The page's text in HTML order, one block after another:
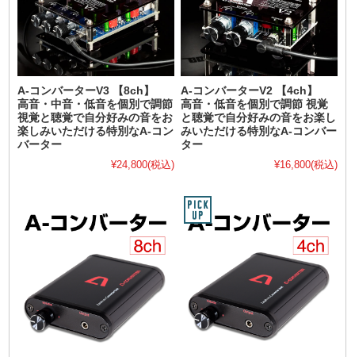
A-コンバーターV3 【8ch】
高音・中音・低音を個別で調節
視覚と聴覚で自分好みの音をお
楽しみいただける特別なA-コン
バーター
¥24,800(税込)
A-コンバーターV2 【4ch】
高音・低音を個別で調節 視覚
と聴覚で自分好みの音をお楽し
みいただける特別なA-コンバー
ター
¥16,800(税込)